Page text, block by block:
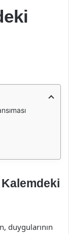
duygularının